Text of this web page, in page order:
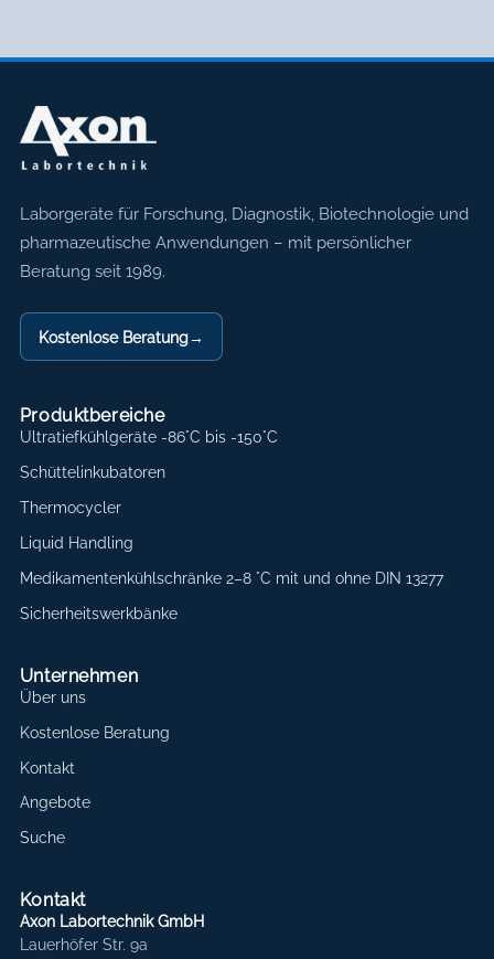
Axon Labortechnik
Laborgeräte für Forschung, Diagnostik, Biotechnologie und
pharmazeutische Anwendungen – mit persönlicher
Beratung seit 1989.
Kostenlose Beratung→
Produktbereiche
Ultratiefkühlgeräte -86°C bis -150°C
Schüttelinkubatoren
Thermocycler
Liquid Handling
Medikamentenkühlschränke 2–8 °C mit und ohne DIN 13277
Sicherheitswerkbänke
Unternehmen
Über uns
Kostenlose Beratung
Kontakt
Angebote
Suche
Kontakt
Axon Labortechnik GmbH
Lauerhöfer Str. 9a